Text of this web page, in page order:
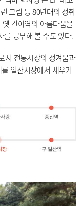
그림 등 80년대의 정취
간이역의 아름다움을
를 공부해 볼 수도 있다.
서 전통시장의 정겨움과
일산시장에서 채우기